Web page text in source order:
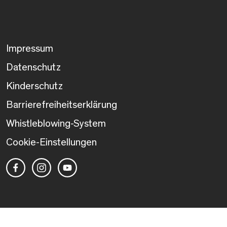
Impressum
Datenschutz
Kinderschutz
Barrierefreiheitserklärung
Whistleblowing-System
Cookie-Einstellungen